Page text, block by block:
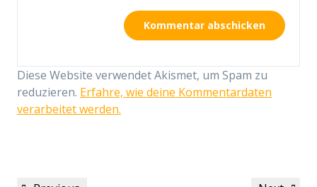
Diese Website verwendet Akismet, um Spam zu
reduzieren. Erfahre, wie deine Kommentardaten
verarbeitet werden.
Beitragsnavigation